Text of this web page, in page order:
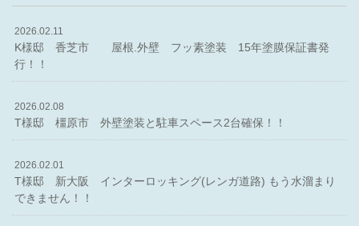
2026.02.11
K様邸 香芝市 屋根.外壁 フッ素塗装 15年塗膜保証書発
行！！
2026.02.08
T様邸 橿原市 外壁塗装と駐車スペース2台確保！！
2026.02.01
T様邸 新大阪 インターロッキング(レンガ道路) もう水溜まり
できません！！